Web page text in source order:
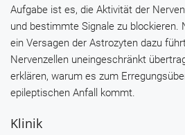
Aufgabe ist es, die Aktivität der
und bestimmte Signale zu blockieren.
ein Versagen der Astrozyten dazu
Nervenzellen uneingeschränkt
erklären, warum es zum
epileptischen Anfall kommt.
Klinik